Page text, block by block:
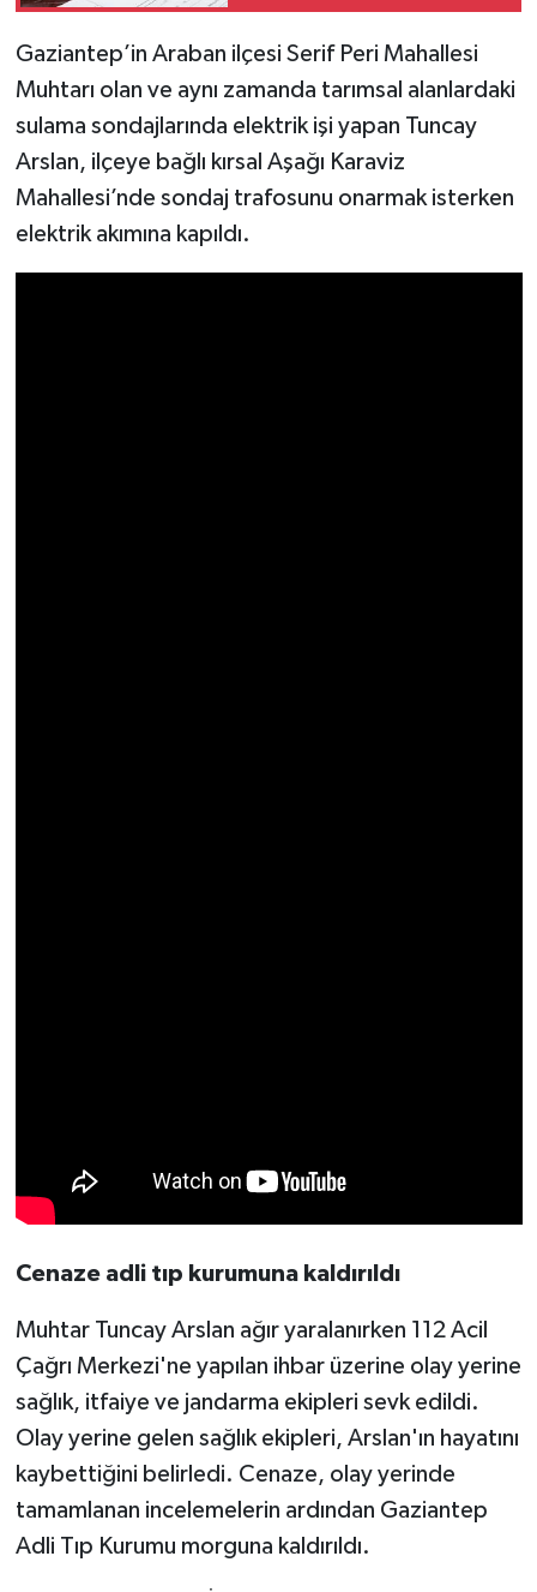
Gaziantep’in Araban ilçesi Serif Peri Mahallesi
Muhtarı olan ve aynı zamanda tarımsal alanlardaki
sulama sondajlarında elektrik işi yapan Tuncay
Arslan, ilçeye bağlı kırsal Aşağı Karaviz
Mahallesi’nde sondaj trafosunu onarmak isterken
elektrik akımına kapıldı.
Cenaze adli tıp kurumuna kaldırıldı
Muhtar Tuncay Arslan ağır yaralanırken 112 Acil
Çağrı Merkezi'ne yapılan ihbar üzerine olay yerine
sağlık, itfaiye ve jandarma ekipleri sevk edildi.
Olay yerine gelen sağlık ekipleri, Arslan'ın hayatını
kaybettiğini belirledi. Cenaze, olay yerinde
tamamlanan incelemelerin ardından Gaziantep
Adli Tıp Kurumu morguna kaldırıldı.
Yaşam
Yeme-İçme